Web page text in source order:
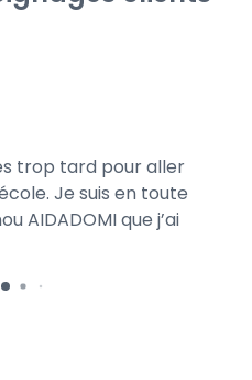
trop tard pour aller
Je suis en toute
AIDADOMI que j’ai